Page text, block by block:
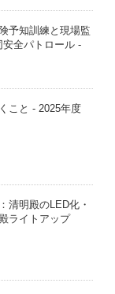
予知訓練と現場監
全パトロール -
こと - 2025年度
清明殿のLED化・
ライトアップ